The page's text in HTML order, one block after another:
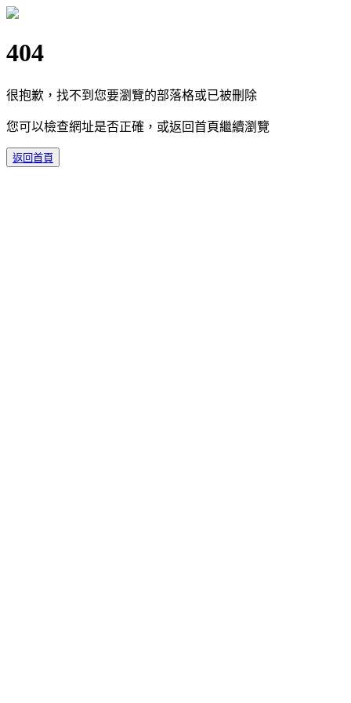
404
很抱歉，找不到您要瀏覽的部落格或已被刪除
您可以檢查網址是否正確，或返回首頁繼續瀏覽
返回首頁